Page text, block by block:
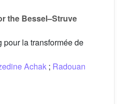
the Bessel–Struve
la transformée de
Achak ; Radouan